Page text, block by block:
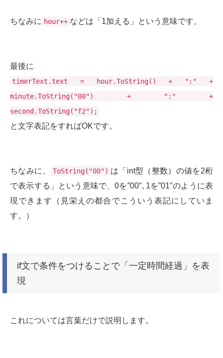
ちなみに hour++ などは「1加える」という意味です。
最後に
timerText.text = hour.ToString() + ":" +
minute.ToString("00") + ":" +
second.ToString("f2");
と文字表記をすればOKです。
ちなみに、 ToString("00") は「int型（整数）の値を2桁
で表示する」という意味で、0を”00″, 1を”01″のように表
現できます（見栄えの都合でこういう表記にしていま
す。）
if文で条件をつけることで「一定時間経過」を表
現
これについては言葉だけで説明します。